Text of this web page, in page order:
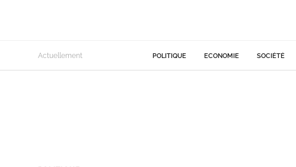
Actuellement POLITIQUE ECONOMIE SOCIÉTÉ